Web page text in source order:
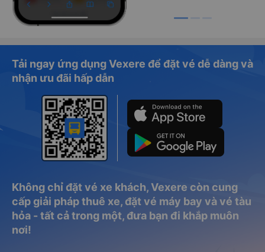
Tải ngay ứng dụng Vexere để đặt vé dễ dàng và
nhận ưu đãi hấp dẫn
Không chỉ đặt vé xe khách, Vexere còn cung
cấp giải pháp thuê xe, đặt vé máy bay và vé tàu
hỏa - tất cả trong một, đưa bạn đi khắp muôn
nơi!